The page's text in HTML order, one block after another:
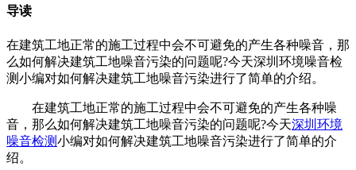
导读
在建筑工地正常的施工过程中会不可避免的产生各种噪音，那
么如何解决建筑工地噪音污染的问题呢?今天深圳环境噪音检
测小编对如何解决建筑工地噪音污染进行了简单的介绍。
在建筑工地正常的施工过程中会不可避免的产生各种噪
音，那么如何解决建筑工地噪音污染的问题呢?今天深圳环境
噪音检测小编对如何解决建筑工地噪音污染进行了简单的介
绍。